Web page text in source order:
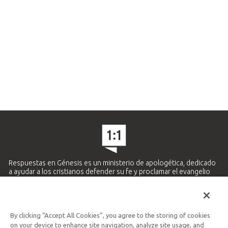
Respuestas en Génesis es un ministerio de apologética, dedicado
a ayudar a los cristianos defender su fe y proclamar el evangelio
Ministerio Hispano y Latinoamericano
By clicking “Accept All Cookies”, you agree to the storing of cookies
on your device to enhance site navigation, analyze site usage, and